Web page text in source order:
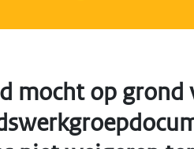
mocht op grond